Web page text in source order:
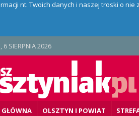
nt. Twoich danych i naszej troski o nie
6 SIERPNIA 2026
GŁÓWNA OLSZTYN I POWIAT